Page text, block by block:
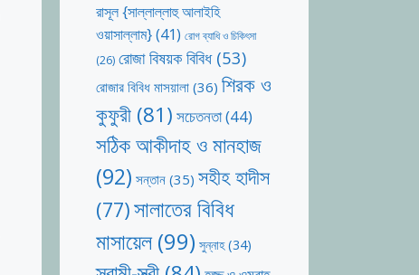
রাসূল {সাল্লাল্লাহু আলাইহি
ওয়াসাল্লাম}(41) রোগ ব্যাধি ও চিকিৎসা
(26) রোজা বিষয়ক বিবিধ(53)
রোজার বিবিধ মাসয়ালা (36) শিরক ও
কুফুরী (81) সচেতনতা(44)
সঠিক আকীদাহ ও মানহাজ
(92) সন্তান (35) সহীহ হাদীস
(77)সালাতের বিবিধ
মাসায়েল(99) সুন্নাহ(34)